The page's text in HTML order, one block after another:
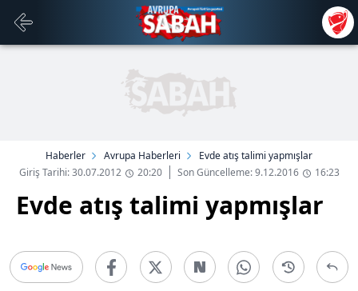
Haberler Avrupa Haberleri
Evde atış talimi yapmışlar
Giriş Tarihi: 30.07.2012
20:20 Son Güncelleme: 9.12.2016 16:23
Evde atış talimi yapmışlar